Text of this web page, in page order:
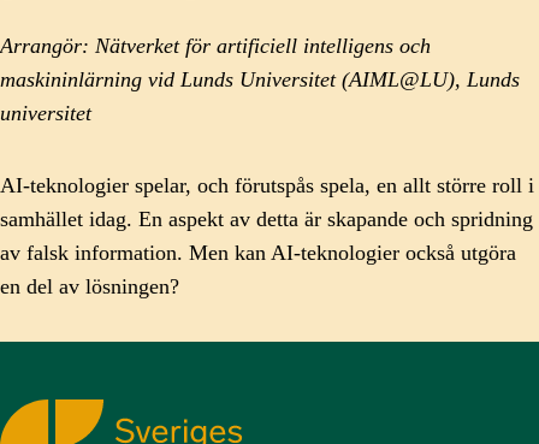
Arrangör: Nätverket för artificiell intelligens och
maskininlärning vid Lunds Universitet (AIML@LU), Lunds
universitet
AI-teknologier spelar, och förutspås spela, en allt större roll i
samhället idag. En aspekt av detta är skapande och spridning
av falsk information. Men kan AI-teknologier också utgöra
en del av lösningen?
Sveriges Kommunikatörer